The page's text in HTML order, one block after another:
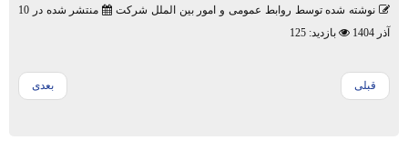
نوشته شده توسط روابط عمومی و امور بین الملل شرکت
منتشر شده در 10
آذر 1404
بازدید: 125
قبلی بعدی